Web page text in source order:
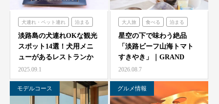
犬連れ・ペット連れ 泊まる
ミエレザガーデン
のじまスコーラ
シェフガーデン
淡路島の犬連れOKな観光
スポット14選！犬用メニ
ューがあるレストランか
らペット可ホテルまで…
2025.09.1
大人旅 食べる 泊まる
グランシャリオ
星空の下で味わう絶品
「淡路ビーフ山海トマト
すきやき」｜GRAND
CHARIOT 北斗七星…
2026.08.7
モデルコース グルメ情報